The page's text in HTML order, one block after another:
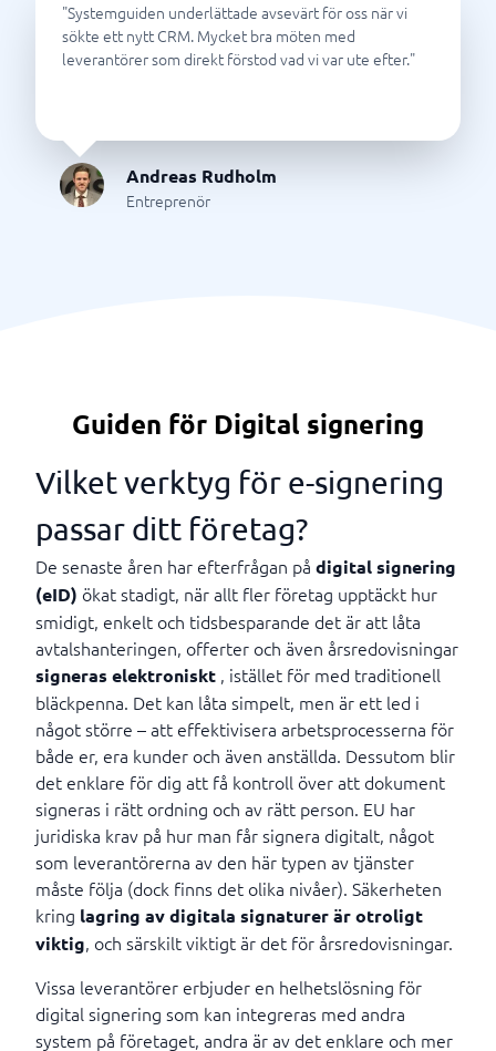
"Systemguiden underlättade avsevärt för oss när vi
sökte ett nytt CRM. Mycket bra möten med
leverantörer som direkt förstod vad vi var ute efter."
Andreas Rudholm
Entreprenör
Guiden för Digital signering
Vilket verktyg för e-signering
passar ditt företag?
De senaste åren har efterfrågan på digital signering
(eID) ökat stadigt, när allt fler företag upptäckt hur
smidigt, enkelt och tidsbesparande det är att låta
avtalshanteringen, offerter och även årsredovisningar
signeras elektroniskt , istället för med traditionell
bläckpenna. Det kan låta simpelt, men är ett led i
något större – att effektivisera arbetsprocesserna för
både er, era kunder och även anställda. Dessutom blir
det enklare för dig att få kontroll över att dokument
signeras i rätt ordning och av rätt person. EU har
juridiska krav på hur man får signera digitalt, något
som leverantörerna av den här typen av tjänster
måste följa (dock finns det olika nivåer). Säkerheten
kring lagring av digitala signaturer är otroligt
viktig, och särskilt viktigt är det för årsredovisningar.
Vissa leverantörer erbjuder en helhetslösning för
digital signering som kan integreras med andra
system på företaget, andra är av det enklare och mer